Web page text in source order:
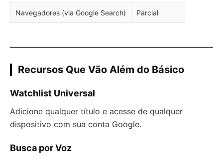
Navegadores (via Google Search) Parcial
Recursos Que Vão Além do Básico
Watchlist Universal
Adicione qualquer título e acesse de qualquer
dispositivo com sua conta Google.
Busca por Voz